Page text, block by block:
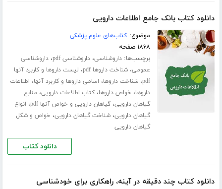
دانلود کتاب بانک جامع اطلاعات دارویی
موضوع:کتاب‌های علوم پزشکی
۱۸۶۸ صفحه
برچسب‌ها:داروشناسی،داروشناسی pdf ،داروشناسی
عمومی،شناخت داروها pdf ، لیست داروها و کاربرد آنها
pdf،شناخت داروها، اسامی داروها و کاربرد آنها، اطلاعات
داروها، خواص داروها،کتاب اطلاعات دارویی، منابع
گیاهان دارویی،گیاهان دارویی و خواص آنها pdf ، انواع
گیاهان دارویی،شناخت گیاهان دارویی، خواص و شکل
گیاهان دارویی
دانلود کتاب
دانلود کتاب چند دقیقه در آینه، راهکاری برای خودشناسی